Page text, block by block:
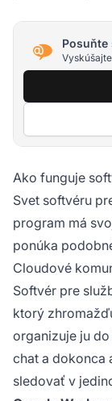
Ako funguje
Svet softvéru
program má
ponúka
Cloudové
Softvér pre
ktorý
organizuje ju
chat a dokonca
sledovať v